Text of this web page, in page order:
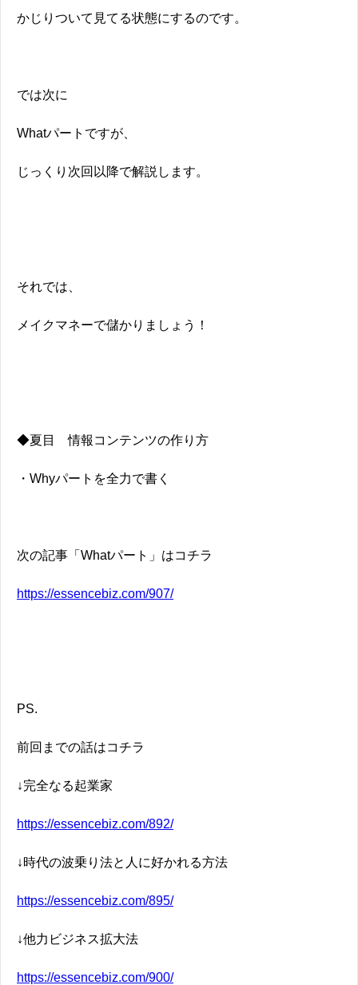
かじりついて見てる状態にするのです。
では次に
Whatパートですが、
じっくり次回以降で解説します。
それでは、
メイクマネーで儲かりましょう！
◆夏目 情報コンテンツの作り方
・Whyパートを全力で書く
次の記事「Whatパート」はコチラ
https://essencebiz.com/907/
PS.
前回までの話はコチラ
↓完全なる起業家
https://essencebiz.com/892/
↓時代の波乗り法と人に好かれる方法
https://essencebiz.com/895/
↓他力ビジネス拡大法
https://essencebiz.com/900/